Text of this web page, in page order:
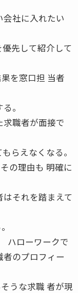
社に入れたい
先して紹介して
を窓口担 当者
。
職者が面接で
らえなくなる。
の理由も 明確に
それを踏まえて
ハローワークで
のプロフィー
うな求職 者が現